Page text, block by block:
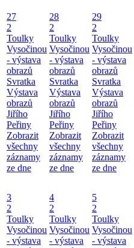
27
2
Toulky
Vysočinou
- výstava
obrazů
Svratka
Výstava
obrazů
Jiřího
Peřiny
Zobrazit
všechny
záznamy
ze dne
28
2
Toulky
Vysočinou
- výstava
obrazů
Svratka
Výstava
obrazů
Jiřího
Peřiny
Zobrazit
všechny
záznamy
ze dne
29
2
Toulky
Vysočinou
- výstava
obrazů
Svratka
Výstava
obrazů
Jiřího
Peřiny
Zobrazit
všechny
záznamy
ze dne
3
2
Toulky
Vysočinou
- výstava
4
2
Toulky
Vysočinou
- výstava
5
2
Toulky
Vysočinou
- výstava